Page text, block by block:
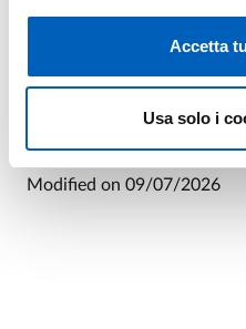
Accetta
Usa solo i
Investigator.
Modified on 09/07/2026